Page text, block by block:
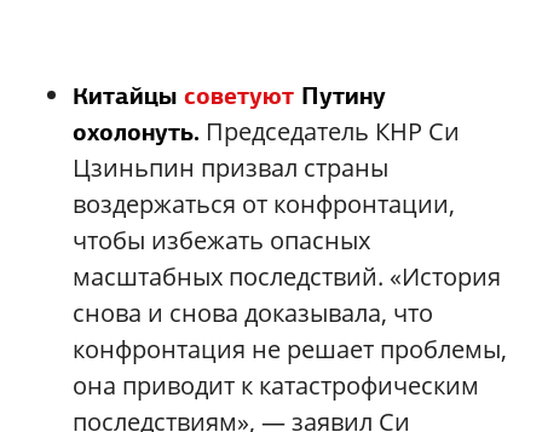
Китайцы советуют Путину
охолонуть. Председатель КНР Си
Цзиньпин призвал страны
воздержаться от конфронтации,
чтобы избежать опасных
масштабных последствий. «История
снова и снова доказывала, что
конфронтация не решает проблемы,
она приводит к катастрофическим
последствиям», — заявил Си